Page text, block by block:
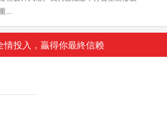
...
科技风大赏
情投入，贏得你最終信赖